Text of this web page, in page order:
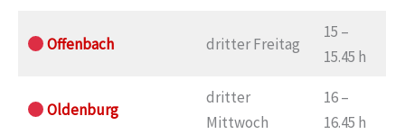
Offenbach dritter Freitag
15 –
15.45 h
Oldenburg
dritter
Mittwoch
16 –
16.45 h